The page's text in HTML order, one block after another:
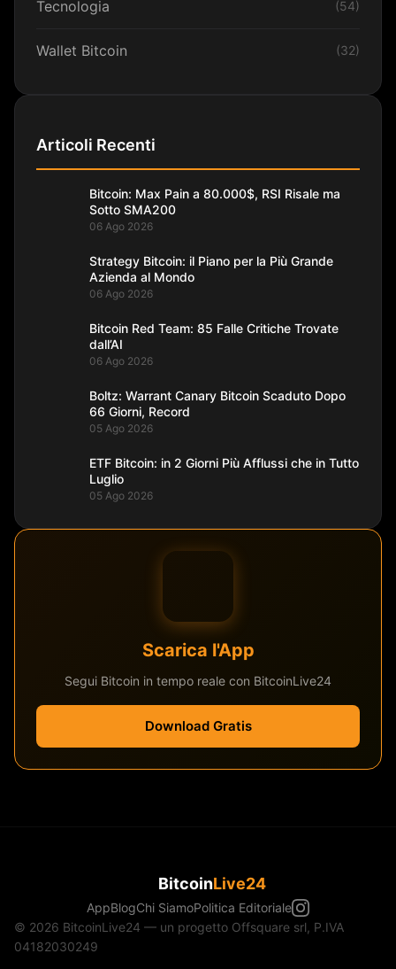
Tecnologia (54)
Wallet Bitcoin (32)
Articoli Recenti
Bitcoin: Max Pain a 80.000$, RSI Risale ma
Sotto SMA200
06 Ago 2026
Strategy Bitcoin: il Piano per la Più Grande
Azienda al Mondo
06 Ago 2026
Bitcoin Red Team: 85 Falle Critiche Trovate
dall’AI
06 Ago 2026
Boltz: Warrant Canary Bitcoin Scaduto Dopo
66 Giorni, Record
05 Ago 2026
ETF Bitcoin: in 2 Giorni Più Afflussi che in Tutto
Luglio
05 Ago 2026
Scarica l'App
Segui Bitcoin in tempo reale con BitcoinLive24
Download Gratis
BitcoinLive24
AppBlogChi SiamoPolitica Editoriale
© 2026 BitcoinLive24 — un progetto Offsquare srl, P.IVA
04182030249